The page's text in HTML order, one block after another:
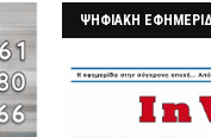
ΨΗΦΙΑΚΗ